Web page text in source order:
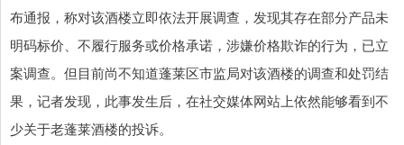
布通报，称对该酒楼立即依法开展调查，发现其存在部分产品未
明码标价、不履行服务或价格承诺，涉嫌价格欺诈的行为，已立
案调查。但目前尚不知道蓬莱区市监局对该酒楼的调查和处罚结
果，记者发现，此事发生后，在社交媒体网站上依然能够看到不
少关于老蓬莱酒楼的投诉。